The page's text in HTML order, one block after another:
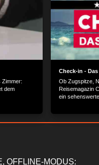
Zimmer:
dem
Check-in -
Ob Zugspitze,
Reisemagazin
ein
OFFLINE-MODUS: